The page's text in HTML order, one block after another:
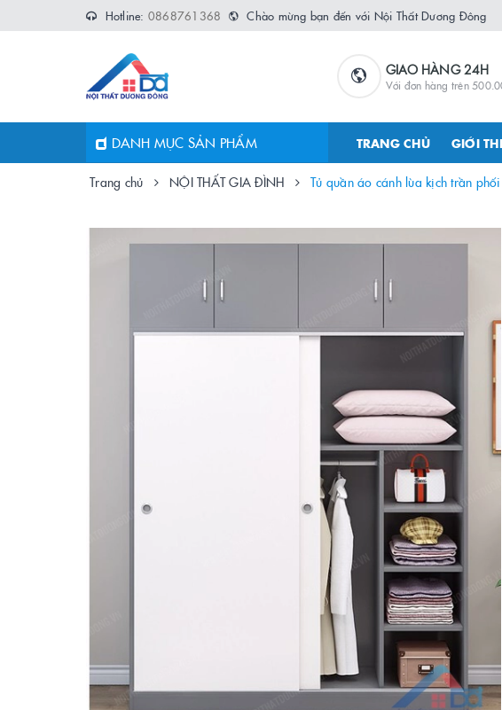
Hotline: 0868761368 Chào mừng bạn đến với Nội Thất Dương Đông
GIAO HÀNG 24H
Với đơn hàng trên
DANH MỤC SẢN PHẨM TRANG CHỦ GIỚI
Trang chủ NỘI THẤT GIA ĐÌNH Tủ quần áo cánh lùa kịch trần